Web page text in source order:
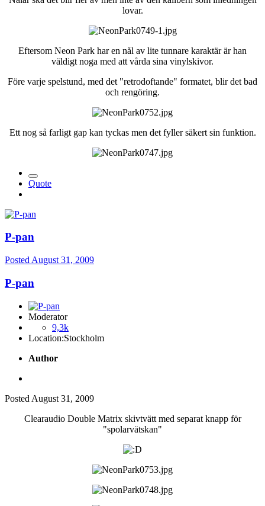
lovar.
Eftersom Neon Park har en nål av lite tunnare karaktär är han
väldigt noga med att vårda sina vinylskivor.
Före varje spelstund, med det "retrodoftande" formatet, blir det bad
och rengöring.
Ett nog så farligt gap kan tyckas men det fyller säkert sin funktion.
Quote
P-pan
Posted August 31, 2009
P-pan
Moderator
9,3k
Location:Stockholm
Author
Posted August 31, 2009
Clearaudio Double Matrix skivtvätt med separat knapp för
"spolarvätskan"